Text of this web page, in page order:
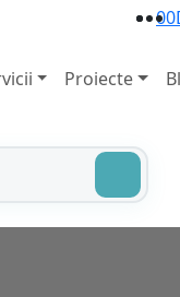
00
Proiecte